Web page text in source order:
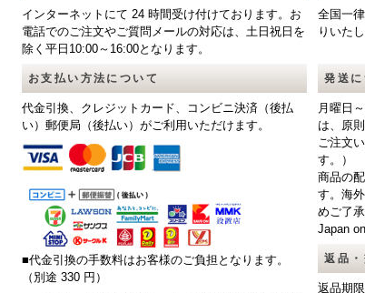
インターネットにて 24 時間受け付けております。お
電話でのご注文やご質問メールの対応は、土日祝日を
除く平日10:00～16:00となります。
お支払い方法について
代金引換、クレジットカード、コンビニ決済（後払
い）郵便局（後払い）がご利用いただけます。
■代金引換の手数料はお客様のご負担となります。
（別途 330 円）
全国一
りいた
発送に
月曜日
は、原
ご注文
す。）
商品の
す。海
めご了
Japan
返品
返品期